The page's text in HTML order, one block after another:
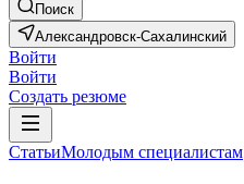
Поиск
Александровск-Сахалинский
Войти
Войти
Создать резюме
СтатьиМолодым специалистам